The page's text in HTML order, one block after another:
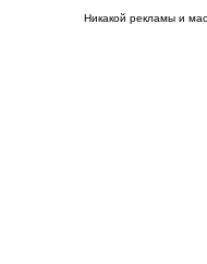
Никакой рекламы и